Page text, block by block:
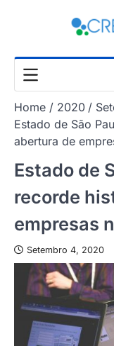
Home 2020
Estado de São
abertura de
Estado de
recorde
empresas
Setembro 4, 2020